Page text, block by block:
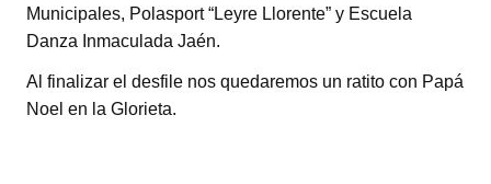
Municipales, Polasport “Leyre Llorente” y Escuela
Danza Inmaculada Jaén.
Al finalizar el desfile nos quedaremos un ratito con Papá
Noel en la Glorieta.